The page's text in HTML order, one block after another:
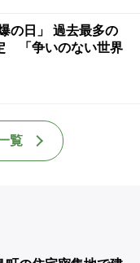
の日」 過去最多の
「争いのない世界
覧